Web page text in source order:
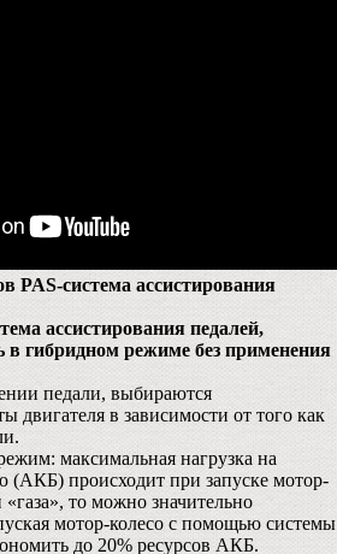
PAS-система ассистирования
ассистирования педалей,
в гибридном режиме без применения
педали, выбираются
двигателя в зависимости от того как
максимальная нагрузка на
(АКБ) происходит при запуске мотор-
то можно значительно
мотор-колесо с помощью системы
до 20% ресурсов АКБ.